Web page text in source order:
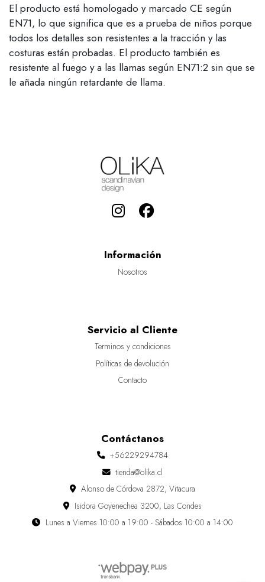
El producto está homologado y marcado CE según
EN71, lo que significa que es a prueba de niños porque
todos los detalles son resistentes a la tracción y las
costuras están probadas. El producto también es
resistente al fuego y a las llamas según EN71:2 sin que se
le añada ningún retardante de llama.
Información
Nosotros
Servicio al Cliente
Terminos y condiciones
Políticas de devolución
Contacto
Contáctanos
+56229294784
tienda@olika.cl
Alonso de Córdova 2872, Vitacura
Isidora Goyenechea 3200, Las Condes
Lunes a Viernes 10:00 a 19:00 - Sábados 10:00 a 14:00